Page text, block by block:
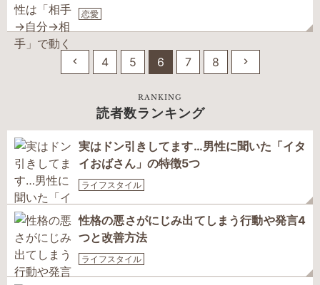
恋愛
4 5 6 7 8
RANKING
読者数ランキング
実はドン引きしてます…男性に聞いた「イタ
イおばさん」の特徴5つ
ライフスタイル
性格の悪さがにじみ出てしまう行動や発言4
つと改善方法
ライフスタイル